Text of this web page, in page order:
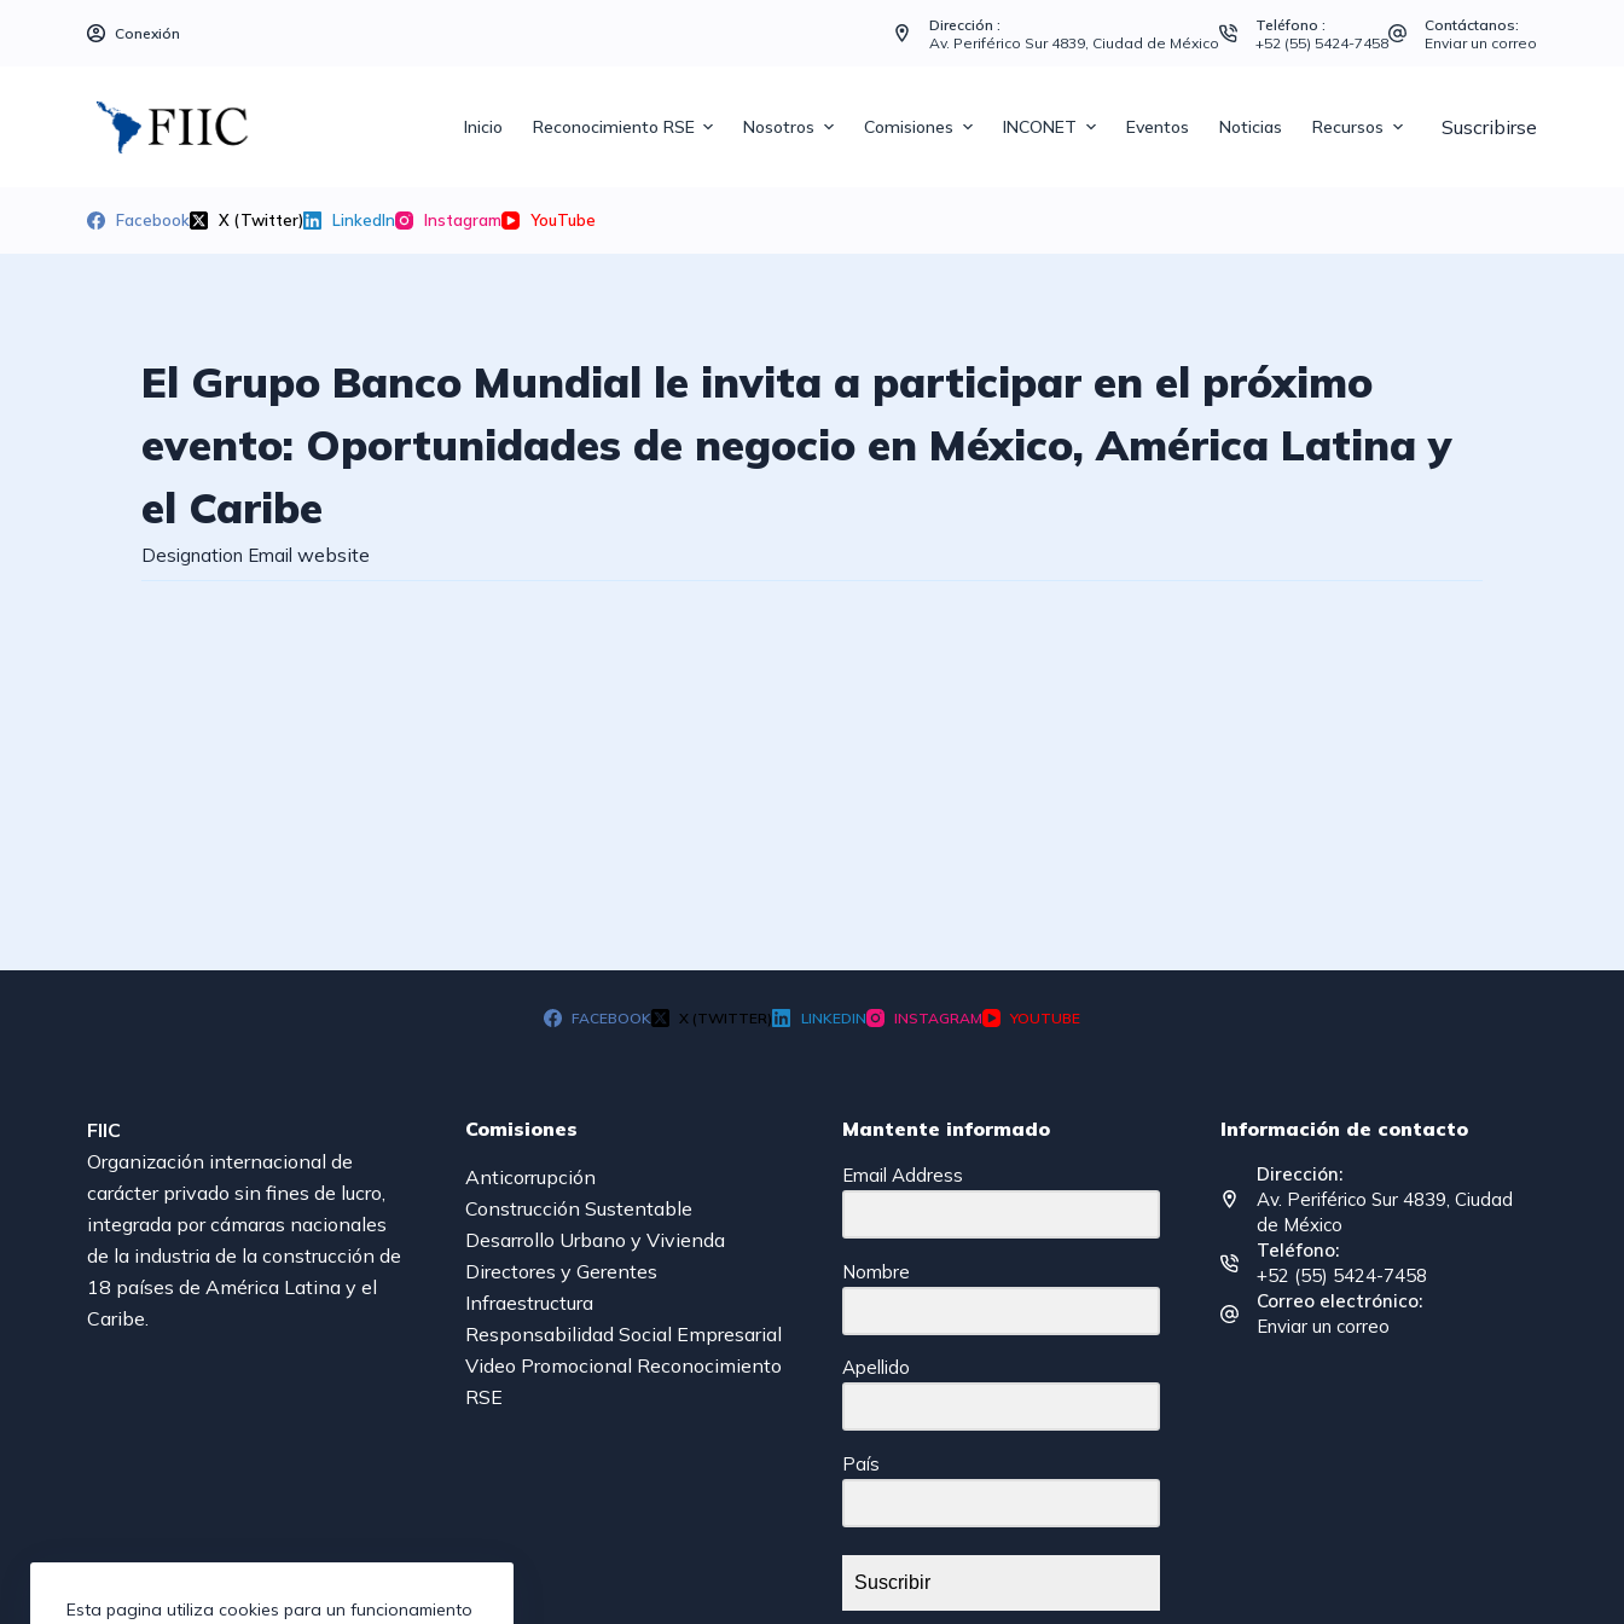
Esta pagina utiliza cookies para un funcionamiento
Conexión
Dirección :
Av. Periférico Sur 4839, Ciudad de México
Teléfono :
+52 (55) 5424-7458
Contáctanos:
Enviar un correo
Inicio Reconocimiento RSE Nosotros Comisiones INCONET Eventos Noticias Recursos Suscribirse
Facebook X (Twitter) LinkedIn Instagram YouTube
El Grupo Banco Mundial le invita a participar en el próximo
evento: Oportunidades de negocio en México, América Latina y
el Caribe
Designation Email website
FACEBOOK X (TWITTER) LINKEDIN INSTAGRAM YOUTUBE
FIIC
Organización internacional de
carácter privado sin fines de lucro,
integrada por cámaras nacionales
de la industria de la construcción de
18 países de América Latina y el
Caribe.
Comisiones
Anticorrupción
Construcción Sustentable
Desarrollo Urbano y Vivienda
Directores y Gerentes
Infraestructura
Responsabilidad Social Empresarial
Video Promocional Reconocimiento
RSE
Mantente informado
Email Address
Nombre
Apellido
País
Suscribir
Información de contacto
Dirección:
Av. Periférico Sur 4839, Ciudad
de México
Teléfono:
+52 (55) 5424-7458
Correo electrónico:
Enviar un correo